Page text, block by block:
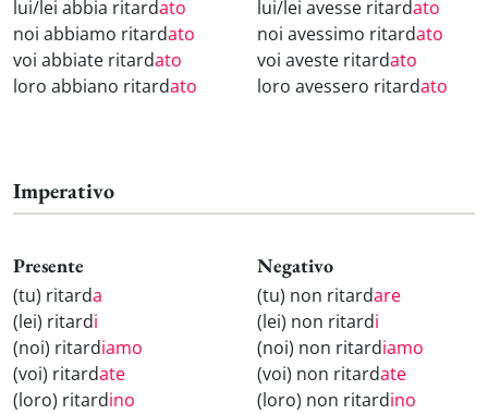
lui/lei abbia ritardato
noi abbiamo ritardato
voi abbiate ritardato
loro abbiano ritardato
lui/lei avesse ritardato
noi avessimo ritardato
voi aveste ritardato
loro avessero ritardato
Imperativo
Presente
(tu) ritarda
(lei) ritardi
(noi) ritardiamo
(voi) ritardate
(loro) ritardino
Negativo
(tu) non ritardare
(lei) non ritardi
(noi) non ritardiamo
(voi) non ritardate
(loro) non ritardino